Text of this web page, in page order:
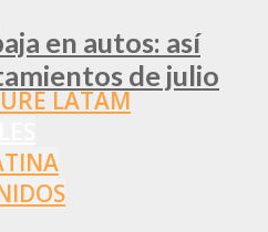
LATAM
en autos: así
de julio